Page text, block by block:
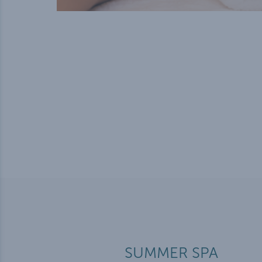
SUMMER SPA